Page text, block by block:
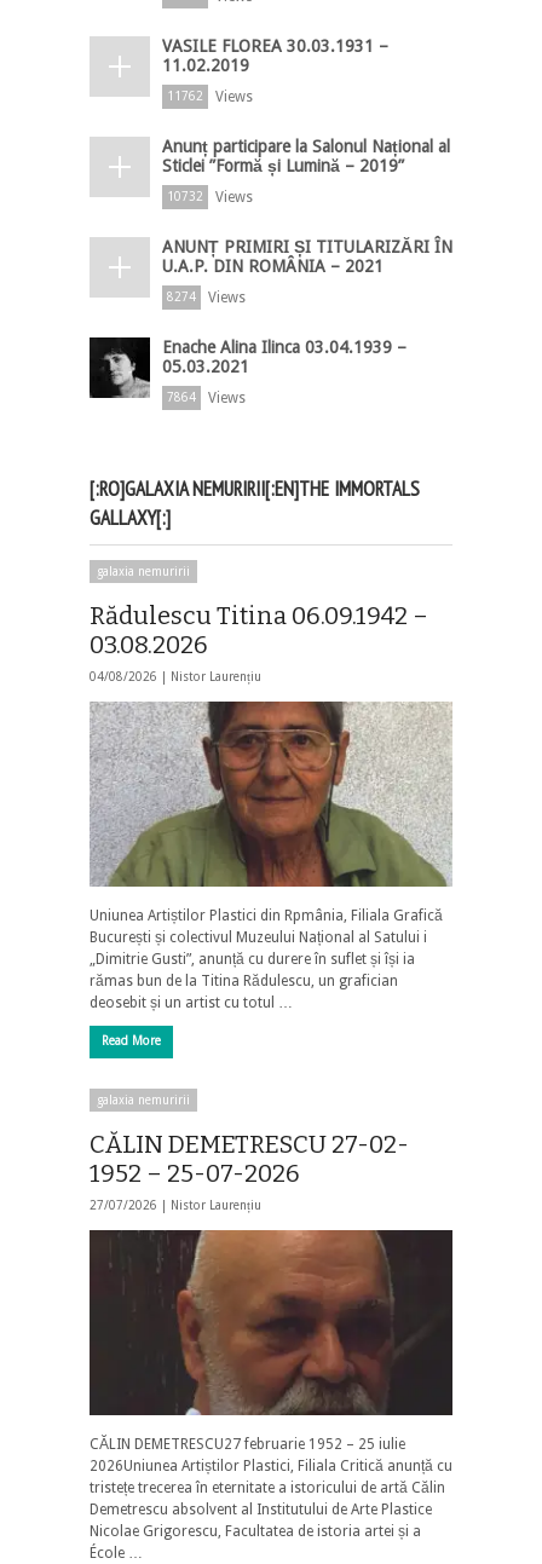
VASILE FLOREA 30.03.1931 –
11.02.2019
11762 Views
Anunț participare la Salonul Național al
Sticlei ”Formă și Lumină – 2019”
10732 Views
ANUNȚ PRIMIRI ȘI TITULARIZĂRI ÎN
U.A.P. DIN ROMÂNIA – 2021
8274 Views
Enache Alina Ilinca 03.04.1939 –
05.03.2021
7864 Views
[:RO]GALAXIA NEMURIRII[:EN]THE IMMORTALS
GALLAXY[:]
galaxia nemuririi
Rădulescu Titina 06.09.1942 –
03.08.2026
04/08/2026 | Nistor Laurențiu
Uniunea Artiștilor Plastici din Rpmânia, Filiala Grafică
București și colectivul Muzeului Național al Satului i
„Dimitrie Gusti”, anunță cu durere în suflet și își ia
rămas bun de la Titina Rădulescu, un grafician
deosebit și un artist cu totul …
Read More
galaxia nemuririi
CĂLIN DEMETRESCU 27-02-
1952 – 25-07-2026
27/07/2026 | Nistor Laurențiu
CĂLIN DEMETRESCU27 februarie 1952 – 25 iulie
2026Uniunea Artiștilor Plastici, Filiala Critică anunță cu
tristețe trecerea în eternitate a istoricului de artă Călin
Demetrescu absolvent al Institutului de Arte Plastice
Nicolae Grigorescu, Facultatea de istoria artei și a
École …